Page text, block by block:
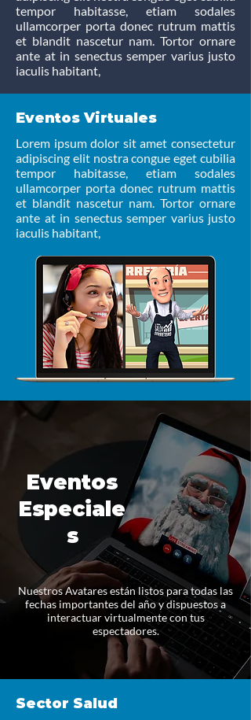
tempor habitasse, etiam sodales
ullamcorper porta donec rutrum mattis
et blandit nascetur nam. Tortor ornare
ante at in senectus semper varius justo
iaculis habitant,
Eventos Virtuales
Lorem ipsum dolor sit amet consectetur
adipiscing elit nostra congue eget cubilia
tempor habitasse, etiam sodales
ullamcorper porta donec rutrum mattis
et blandit nascetur nam. Tortor ornare
ante at in senectus semper varius justo
iaculis habitant,
Eventos
Especiale
s
Nuestros Avatares están listos para todas las
fechas importantes del año y dispuestos a
interactuar virtualmente con tus
espectadores.
Sector Salud